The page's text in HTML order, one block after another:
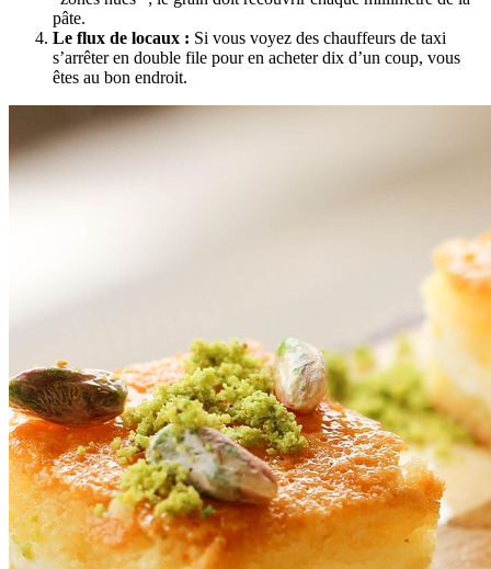
pâte.
Le flux de locaux : Si vous voyez des chauffeurs de taxi
s’arrêter en double file pour en acheter dix d’un coup, vous
êtes au bon endroit.